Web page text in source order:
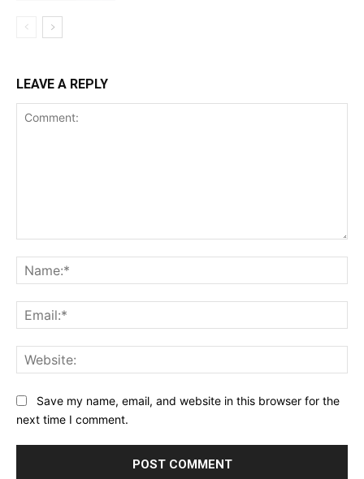
LEAVE A REPLY
Save my name, email, and website in this browser for the
next time I comment.